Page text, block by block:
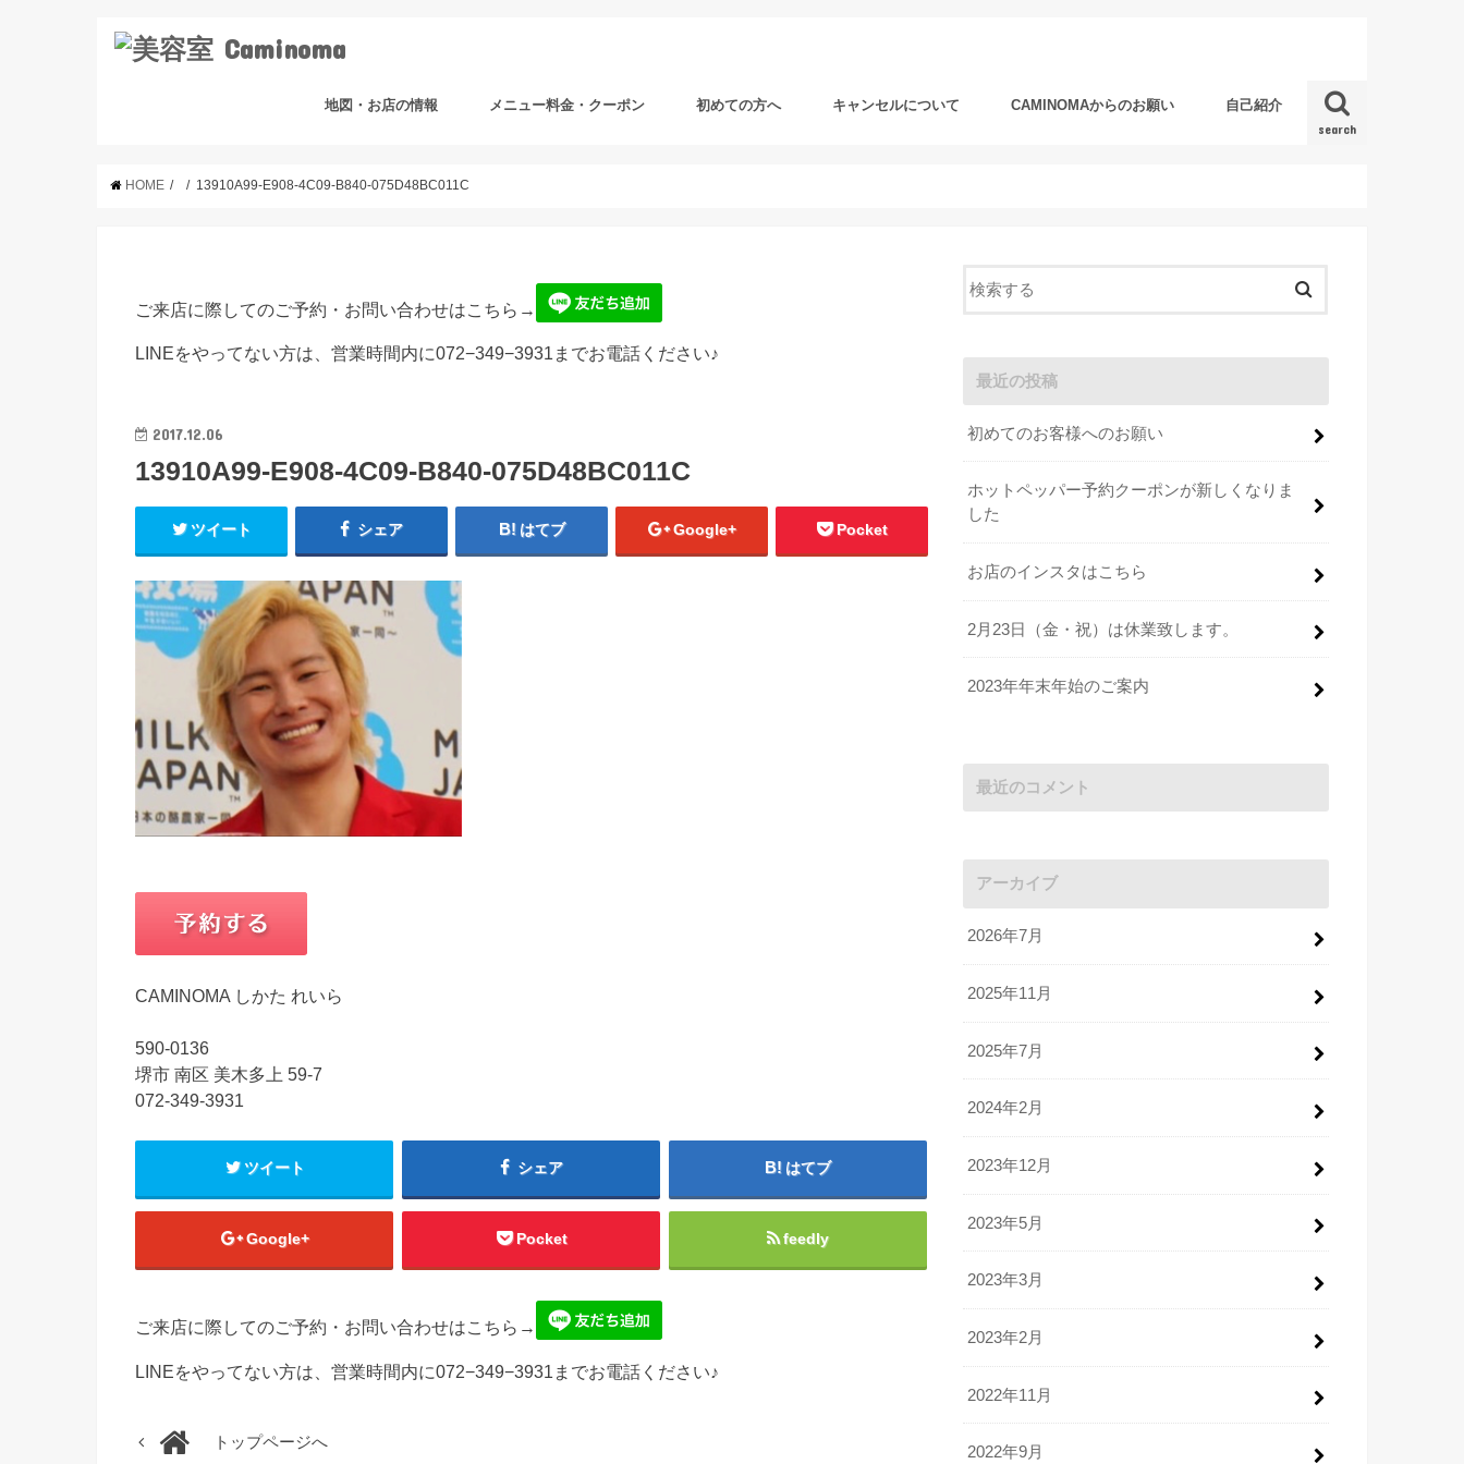
search
地図・お店の情報 メニュー料金・クーポン 初めての方へ キャンセルについて CAMINOMAからのお願い 自己紹介
HOME 13910A99-E908-4C09-B840-075D48BC011C
ご来店に際してのご予約・お問い合わせはこちら→
LINEをやってない方は、営業時間内に072−349−3931までお電話ください♪
2017.12.06
13910A99-E908-4C09-B840-075D48BC011C
ツイート シェア はてブ Google+ Pocket
CAMINOMA しかた れいら
590-0136
堺市 南区 美木多上 59-7
072-349-3931
ツイート シェア はてブ
Google+ Pocket feedly
ご来店に際してのご予約・お問い合わせはこちら→
LINEをやってない方は、営業時間内に072−349−3931までお電話ください♪
トップページへ
最近の投稿
初めてのお客様へのお願い
ホットペッパー予約クーポンが新しくなりま
した
お店のインスタはこちら
2月23日（金・祝）は休業致します。
2023年年末年始のご案内
最近のコメント
アーカイブ
2026年7月
2025年11月
2025年7月
2024年2月
2023年12月
2023年5月
2023年3月
2023年2月
2022年11月
2022年9月